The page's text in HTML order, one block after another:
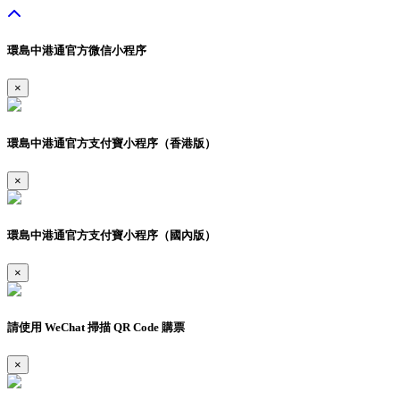
環島中港通官方微信小程序
×
環島中港通官方支付寶小程序（香港版）
×
環島中港通官方支付寶小程序（國內版）
×
請使用 WeChat 掃描 QR Code 購票
×